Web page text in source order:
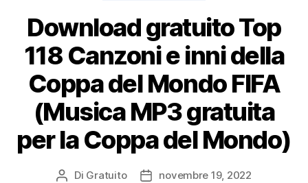
Download gratuito Top
118 Canzoni e inni della
Coppa del Mondo FIFA
(Musica MP3 gratuita
per la Coppa del Mondo)
Autore
Di Gratuito
Datanovembre 19, 2022